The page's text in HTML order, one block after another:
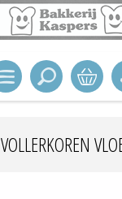
VOLLERKOREN